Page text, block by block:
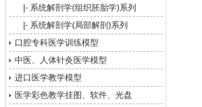
|- 系统解剖学(组织胚胎学)系列
|- 系统解剖学(局部解剖)系列
口腔专科医学训练模型
中医、人体针灸医学模型
进口医学教学模型
医学彩色教学挂图、软件、光盘